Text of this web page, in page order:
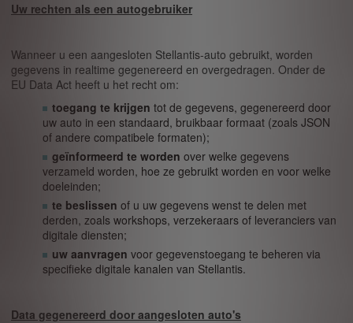
Uw rechten als een autogebruiker
Wanneer u een aangesloten Stellantis-auto gebruikt, worden
gegevens in realtime gegenereerd en overgedragen. Onder de
EU Data Act heeft u het recht om:
toegang te krijgen tot de gegevens, gegenereerd door
uw auto in een standaard, bruikbaar formaat (zoals JSON
of andere compatibele formaten);
geïnformeerd te worden over welke gegevens
verzameld worden, hoe ze gebruikt worden en voor welke
doeleinden;
te beslissen of u uw gegevens wenst te delen met
derden, zoals workshops, verzekeraars of leveranciers van
digitale diensten;
uw aanvragen voor gegevenstoegang te beheren via
specifieke digitale kanalen van Stellantis.
Data gegenereerd door aangesloten auto's